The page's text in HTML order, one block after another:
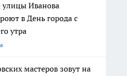
улицы Иванова
в День города с
утра
мастеров зовут на